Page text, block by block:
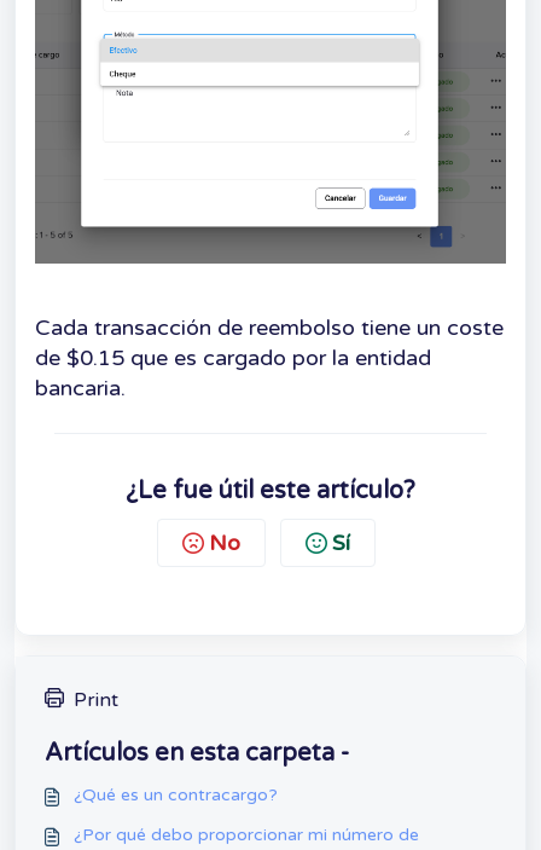
Cada transacción de reembolso tiene un coste
de $0.15 que es cargado por la entidad
bancaria.
¿Le fue útil este artículo?
No Sí
Print
Artículos en esta carpeta -
¿Qué es un contracargo?
¿Por qué debo proporcionar mi número de